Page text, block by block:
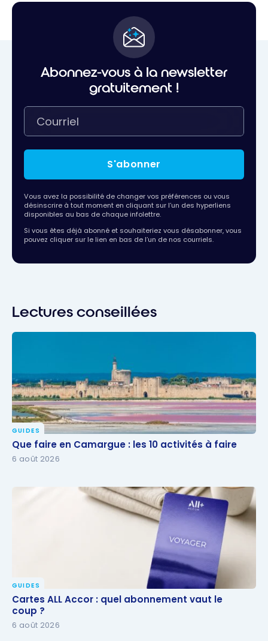
Abonnez-vous à la newsletter
gratuitement !
S'abonner
Vous avez la possibilité de changer vos préférences ou vous
désinscrire à tout moment en cliquant sur l’un des hyperliens
disponibles au bas de chaque infolettre.
Si vous êtes déjà abonné et souhaiteriez vous désabonner, vous
pouvez cliquer sur le lien en bas de l’un de nos courriels.
Lectures conseillées
Que faire en Camargue : les 10 activités à faire
GUIDES
Que faire en Camargue : les 10 activités à faire
6 août 2026
Cartes ALL Accor : quel abonnement vaut le coup ?
GUIDES
Cartes ALL Accor : quel abonnement vaut le
coup ?
6 août 2026